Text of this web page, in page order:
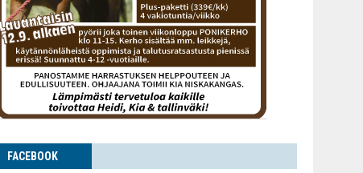
FACE­BOOK